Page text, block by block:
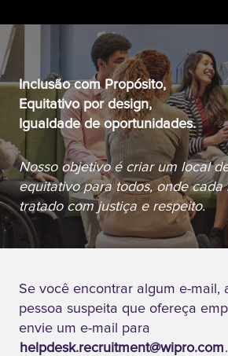
Inclusão com Propósito,
Equitativo por design,
Igualdade de oportunidades.
Nosso objetivo é criar um local
equitativo para todos, onde cada
tratado com justiça e respeito.
Se você encontrar algum e-mail,
pessoa suspeita que ofereça
envie um e-mail para
helpdesk.recruitment@wipro.com